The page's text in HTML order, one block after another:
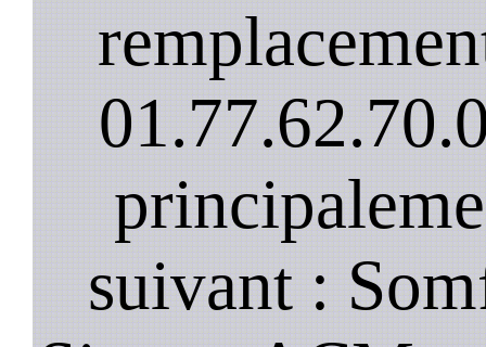
suivant :